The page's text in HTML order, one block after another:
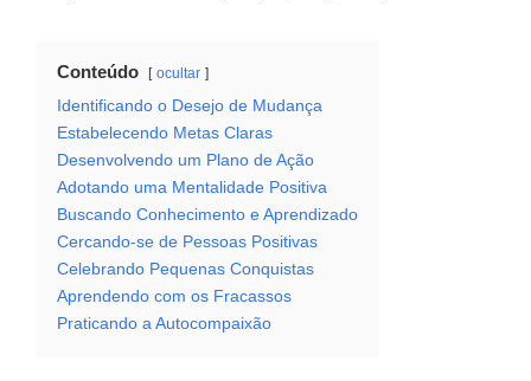
Conteúdo ocultar
Identificando o Desejo de Mudança
Estabelecendo Metas Claras
Desenvolvendo um Plano de Ação
Adotando uma Mentalidade Positiva
Buscando Conhecimento e Aprendizado
Cercando-se de Pessoas Positivas
Celebrando Pequenas Conquistas
Aprendendo com os Fracassos
Praticando a Autocompaixão